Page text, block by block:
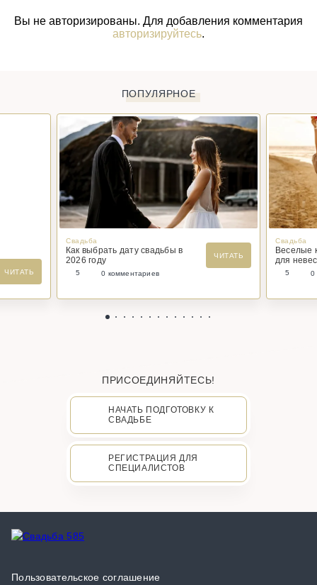
Вы не авторизированы. Для добавления комментария
авторизируйтесь.
ПОПУЛЯРНОЕ
ЧИТАТЬ
Свадьба
Как выбрать дату свадьбы в
2026 году
ЧИТАТЬ
5 0 комментариев
Свадьба
Веселые
для
5 0
ПРИСОЕДИНЯЙТЕСЬ!
НАЧАТЬ ПОДГОТОВКУ К
СВАДЬБЕ
РЕГИСТРАЦИЯ ДЛЯ
СПЕЦИАЛИСТОВ
Пользовательское соглашение